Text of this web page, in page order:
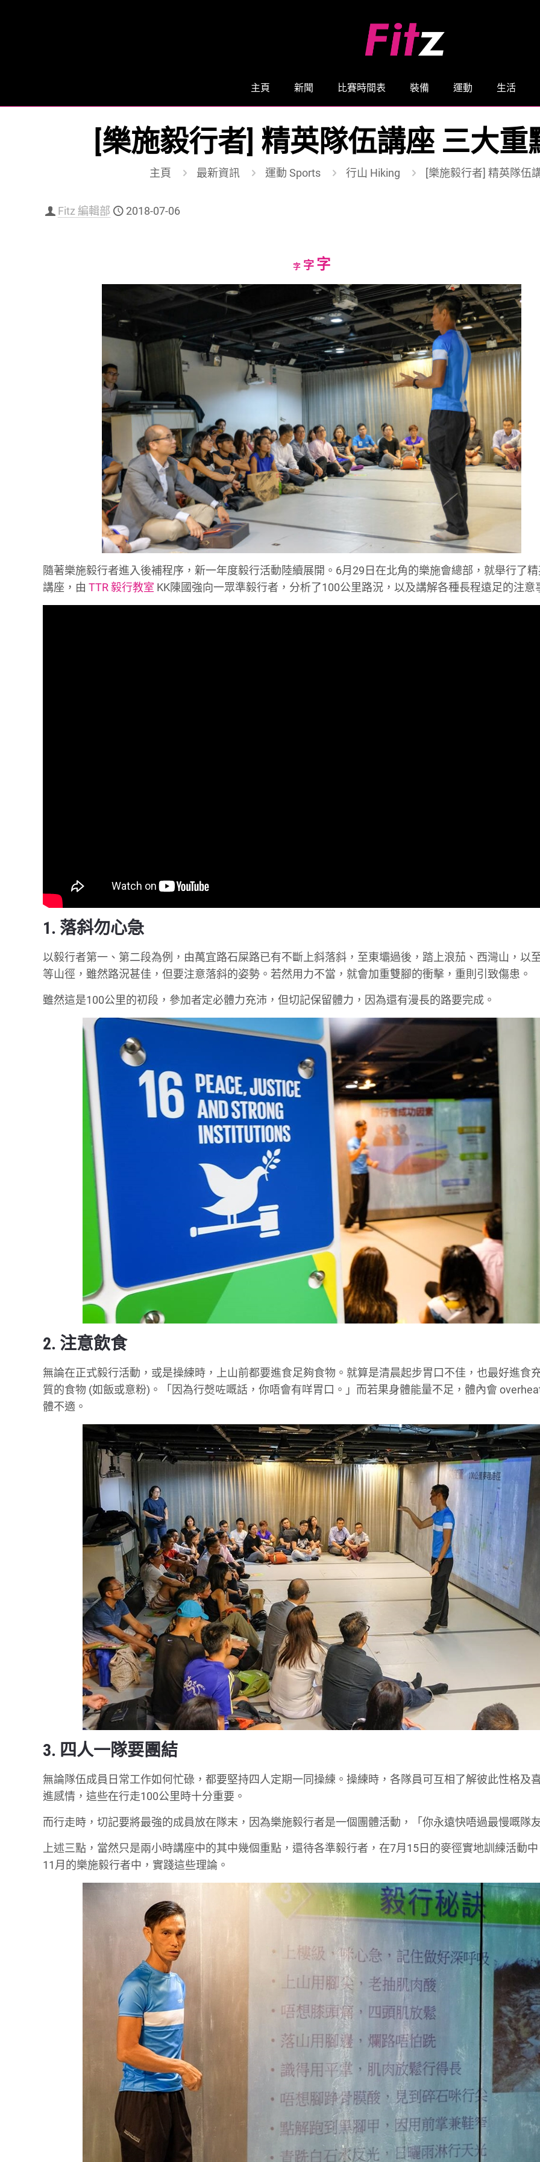
主頁 新聞 比賽時間表 裝備 運動 生活
[樂施毅行者] 精英隊伍講座 三大重
主頁 最新資訊 運動 Sports 行山 Hiking [樂施毅行者] 精英隊伍
Fitz 編輯部 2018-07-06
字Decrease
size.
字Reset
size.
字Increase
font
size.
隨著樂施毅行者進入後補程序，新一年度毅行活動陸續展開。6月29日在北角的樂施會總部，就舉行了
講座，由TTR 毅行教室 KK陳國強向一眾準毅行者，分析了100公里路況，以及講解各種長程遠足的注意
1. 落斜勿心急
以毅行者第一、第二段為例，由萬宜路石屎路已有不斷上斜落斜，至東壩過後，踏上浪茄、西灣山，以
等山徑，雖然路況甚佳，但要注意落斜的姿勢。若然用力不當，就會加重雙腳的衝擊，重則引致傷患。
雖然這是100公里的初段，參加者定必體力充沛，但切記保留體力，因為還有漫長的路要完成。
2. 注意飲食
無論在正式毅行活動，或是操練時，上山前都要進食足夠食物。就算是清晨起步胃口不佳，也最好進食
質的食物 (如飯或意粉)。「因為行㷫咗嘅話，你唔會有咩胃口。」而若果身體能量不足，體內會
體不適。
3. 四人一隊要團結
無論隊伍成員日常工作如何忙碌，都要堅持四人定期一同操練。操練時，各隊員可互相了解彼此性格及
進感情，這些在行走100公里時十分重要。
而行走時，切記要將最強的成員放在隊末，因為樂施毅行者是一個團體活動，「你永遠快唔過最慢嘅隊
上述三點，當然只是兩小時講座中的其中幾個重點，還待各準毅行者，在7月15日的麥徑實地訓練活動
11月的樂施毅行者中，實踐這些理論。